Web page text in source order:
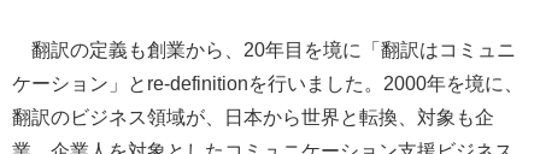
翻訳の定義も創業から、 20年目を境に「翻訳はコミュニ
ケーション」と re-definitionを行いました。 2000年を境に、
翻訳のビジネス領域が、日本から世界と転換、対象も企